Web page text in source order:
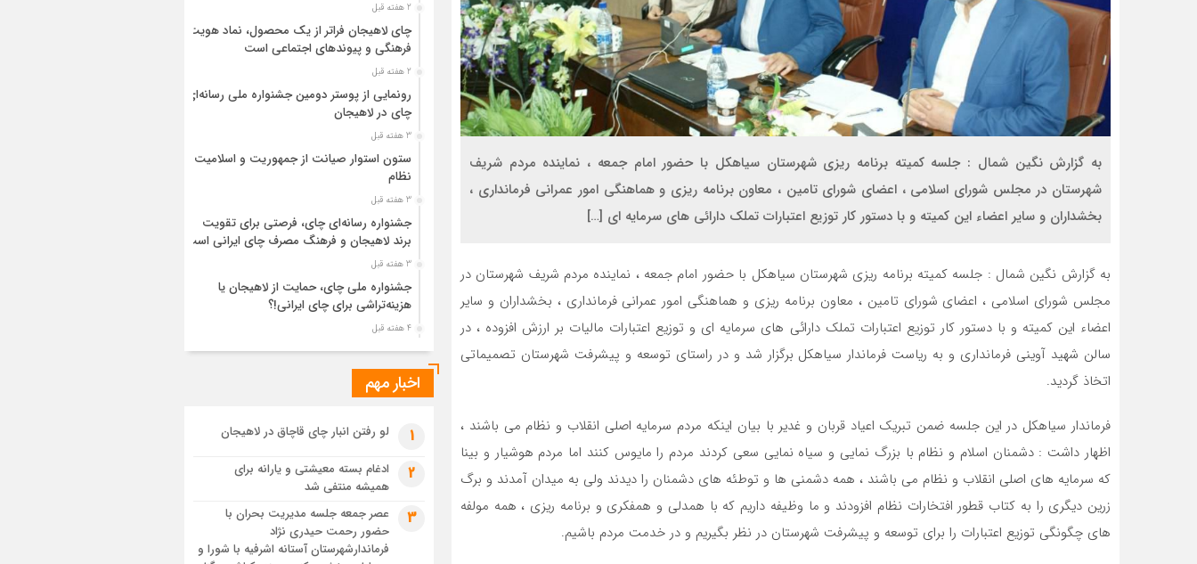
به گزارش نگین شمال : جلسه کمیته برنامه ریزی شهرستان سیاهکل با حضور امام جمعه ، نماینده مردم شریف
شهرستان در مجلس شورای اسلامی ، اعضای شورای تامین ، معاون برنامه ریزی و هماهنگی امور عمرانی فرمانداری ،
بخشداران و سایر اعضاء این کمیته و با دستور کار توزیع اعتبارات تملک دارائی های سرمایه ای […]
به گزارش نگین شمال : جلسه کمیته برنامه ریزی شهرستان سیاهکل با حضور امام جمعه ، نماینده مردم شریف شهرستان در
مجلس شورای اسلامی ، اعضای شورای تامین ، معاون برنامه ریزی و هماهنگی امور عمرانی فرمانداری ، بخشداران و سایر
اعضاء این کمیته و با دستور کار توزیع اعتبارات تملک دارائی های سرمایه ای و توزیع اعتبارات مالیات بر ارزش افزوده ، در
سالن شهید آوینی فرمانداری و به ریاست فرماندار سیاهکل برگزار شد و در راستای توسعه و پیشرفت شهرستان تصمیماتی
اتخاذ گردید.
فرماندار سیاهکل در این جلسه ضمن تبریک اعیاد قربان و غدیر با بیان اینکه مردم سرمایه اصلی انقلاب و نظام می باشند ،
اظهار داشت : دشمنان اسلام و نظام با بزرگ نمایی و سیاه نمایی سعی کردند مردم را مایوس کنند اما مردم هوشیار و بینا
که سرمایه های اصلی انقلاب و نظام می باشند ، همه دشمنی ها و توطئه های دشمنان را دیدند ولی به میدان آمدند و برگ
زرین دیگری را به کتاب قطور افتخارات نظام افزودند و ما وظیفه داریم که با همدلی و همفکری و برنامه ریزی ، همه مولفه
های چگونگی توزیع اعتبارات را برای توسعه و پیشرفت شهرستان در نظر بگیریم و در خدمت مردم باشیم.
2 هفته قبل
چای لاهیجان فراتر از یک محصول، نماد هویت
فرهنگی و پیوندهای اجتماعی است
2 هفته قبل
رونمایی از پوستر دومین جشنواره ملی رسانه‌ای
چای در لاهیجان
3 هفته قبل
ستون استوار صیانت از جمهوریت و اسلامیت
نظام
3 هفته قبل
جشنواره رسانه‌ای چای، فرصتی برای تقویت
برند لاهیجان و فرهنگ مصرف چای ایرانی است
3 هفته قبل
جشنواره ملی چای، حمایت از لاهیجان یا
هزینه‌تراشی برای چای ایرانی!؟
4 هفته قبل
پیکر مطهر رهبر شهید انقلاب در حرم مطهر
رضوی آرام گرفت
آخر در آستان امام رئوف
تصاویر هوایی مراسم تشییع پیکر مطهر آقای
شهید ایران – مشهد
4 هفته قبل
مراسم تشییع پیکر مطهر آقای شهید ایران –
اخبار مهم
1 لو رفتن انبار چای قاچاق در لاهیجان
2
ادغام بسته معیشتی و یارانه برای
همیشه منتفی شد
3
عصر جمعه جلسه مدیریت بحران با
حضور رحمت حیدری نژاد
فرماندارشهرستان آستانه اشرفیه با شورا و